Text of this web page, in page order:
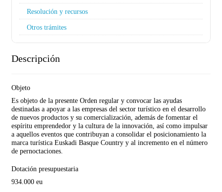
Resolución y recursos
Otros trámites
Descripción
Objeto
Es objeto de la presente Orden regular y convocar las ayudas
destinadas a apoyar a las empresas del sector turístico en el desarrollo
de nuevos productos y su comercialización, además de fomentar el
espíritu emprendedor y la cultura de la innovación, así como impulsar
a aquellos eventos que contribuyan a consolidar el posicionamiento la
marca turística Euskadi Basque Country y al incremento en el número
de pernoctaciones.
Dotación presupuestaria
934.000 eu